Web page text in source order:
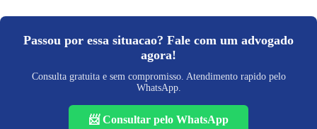
Passou por essa situacao? Fale com um advogado
agora!
Consulta gratuita e sem compromisso. Atendimento rapido pelo
WhatsApp.
📨 Consultar pelo WhatsApp